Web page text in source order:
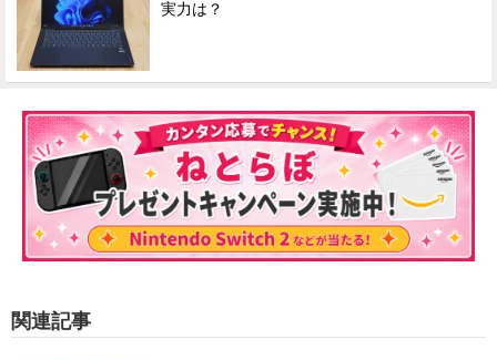
実力は？
関連記事